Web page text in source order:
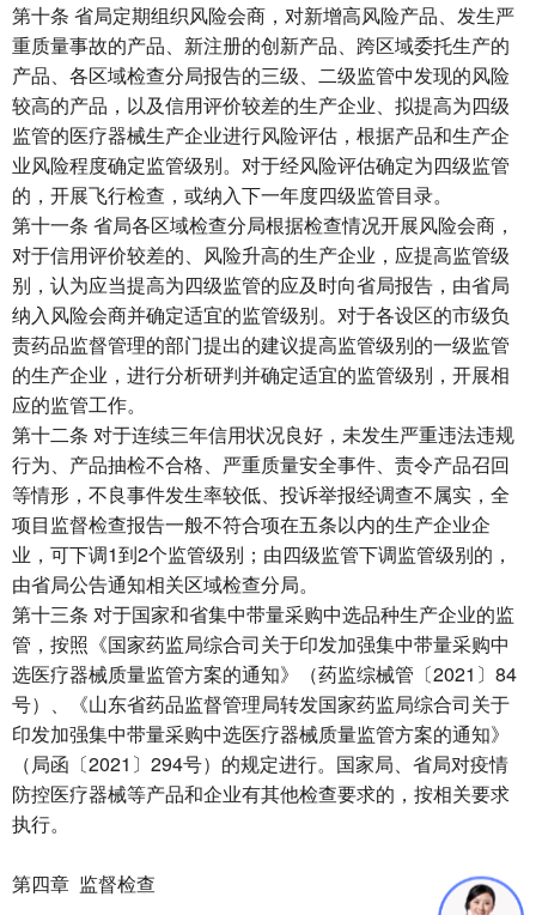
第十条 省局定期组织风险会商，对新增高风险产品、发生严
重质量事故的产品、新注册的创新产品、跨区域委托生产的
产品、各区域检查分局报告的三级、二级监管中发现的风险
较高的产品，以及信用评价较差的生产企业、拟提高为四级
监管的医疗器械生产企业进行风险评估，根据产品和生产企
业风险程度确定监管级别。对于经风险评估确定为四级监管
的，开展飞行检查，或纳入下一年度四级监管目录。
第十一条 省局各区域检查分局根据检查情况开展风险会商，
对于信用评价较差的、风险升高的生产企业，应提高监管级
别，认为应当提高为四级监管的应及时向省局报告，由省局
纳入风险会商并确定适宜的监管级别。对于各设区的市级负
责药品监督管理的部门提出的建议提高监管级别的一级监管
的生产企业，进行分析研判并确定适宜的监管级别，开展相
应的监管工作。
第十二条 对于连续三年信用状况良好，未发生严重违法违规
行为、产品抽检不合格、严重质量安全事件、责令产品召回
等情形，不良事件发生率较低、投诉举报经调查不属实，全
项目监督检查报告一般不符合项在五条以内的生产企业企
业，可下调1到2个监管级别；由四级监管下调监管级别的，
由省局公告通知相关区域检查分局。
第十三条 对于国家和省集中带量采购中选品种生产企业的监
管，按照《国家药监局综合司关于印发加强集中带量采购中
选医疗器械质量监管方案的通知》（药监综械管〔2021〕84
号）、《山东省药品监督管理局转发国家药监局综合司关于
印发加强集中带量采购中选医疗器械质量监管方案的通知》
（局函〔2021〕294号）的规定进行。国家局、省局对疫情
防控医疗器械等产品和企业有其他检查要求的，按相关要求
执行。
第四章 监督检查